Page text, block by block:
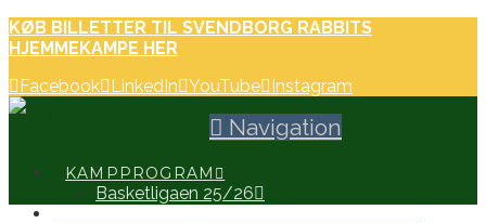
KØB BILLETTER TIL SVENDBORG RABBITS
HJEMMEKAMPE HER
Facebook LinkedIn YouTube Instagram
Navigation
KAMPPROGRAM
Basketligaen 25/26